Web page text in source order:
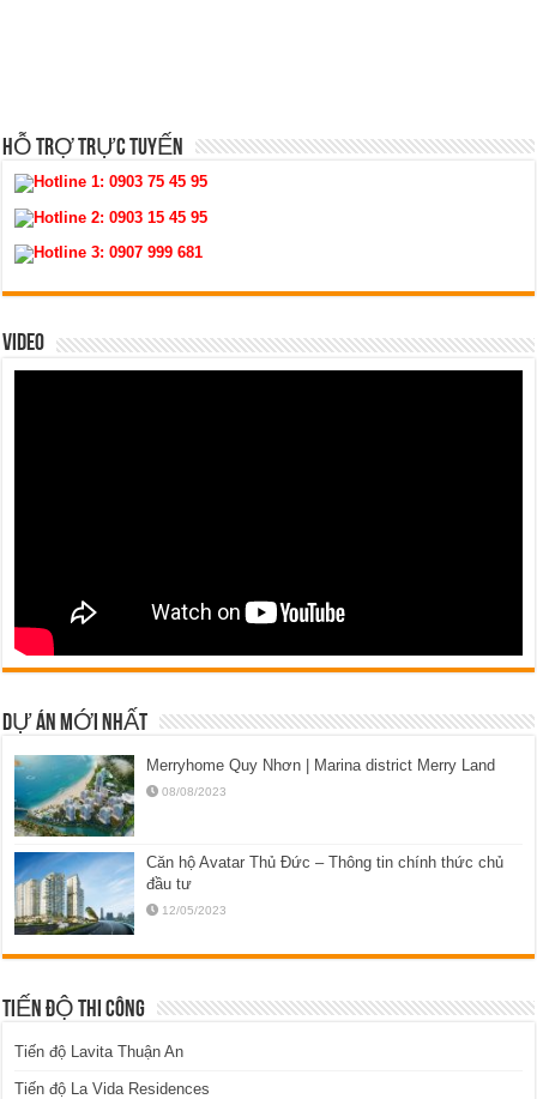
HỖ TRỢ TRỰC TUYẾN
Hotline 1:0903 75 45 95
Hotline 2:0903 15 45 95
Hotline 3:0907 999 681
VIDEO
DỰ ÁN MỚI NHẤT
Merryhome Quy Nhơn | Marina district Merry Land
08/08/2023
Căn hộ Avatar Thủ Đức – Thông tin chính thức chủ
đầu tư
12/05/2023
TIẾN ĐỘ THI CÔNG
Tiến độ Lavita Thuận An
Tiến độ La Vida Residences